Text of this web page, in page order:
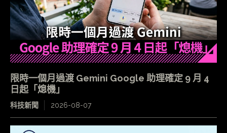
限時一個月過渡 Gemini Google 助理確定 9 月 4
日起「熄機」
科技新聞 2026-08-07